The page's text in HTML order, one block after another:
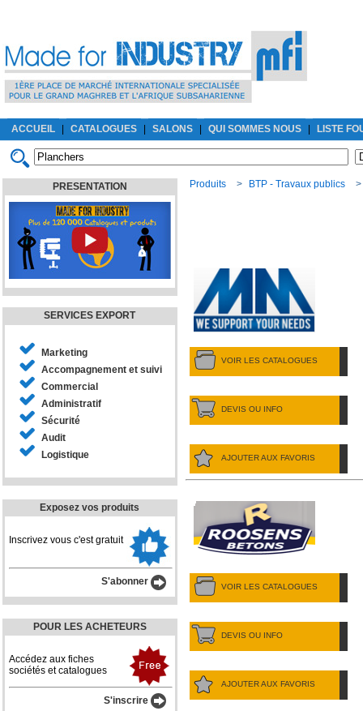
ACCUEIL CATALOGUES SALONS QUI SOMMES NOUS LISTE
PRESENTATION
SERVICES EXPORT
Marketing
Accompagnement et suivi
Commercial
Administratif
Sécurité
Audit
Logistique
Exposez vos produits
Inscrivez vous c'est gratuit
S'abonner
POUR LES ACHETEURS
Accédez aux fiches
sociétés et catalogues
S'inscrire
Produits > BTP - Travaux publics >
VOIR LES CATALOGUES
DEVIS OU INFO
AJOUTER AUX FAVORIS
VOIR LES CATALOGUES
DEVIS OU INFO
AJOUTER AUX FAVORIS